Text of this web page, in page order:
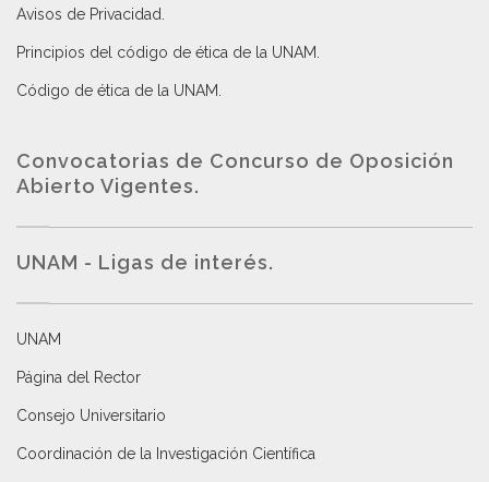
Avisos de Privacidad
Principios del código de ética de la UNAM
Código de ética de la UNAM
Convocatorias de Concurso de Oposición
Abierto Vigentes.
UNAM - Ligas de interés.
UNAM
Página del Rector
Consejo Universitario
Coordinación de la Investigación Científica